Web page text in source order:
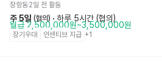
장항동2일 전 활동
주 5일 (협의) · 하루 5시간 (협의)
월급 2,500,000원~3,500,000원
장기우대 인센티브 지급 +1